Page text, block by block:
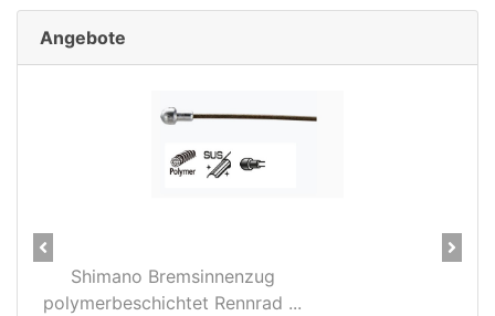
Angebote
Shimano Bremsinnenzug
polymerbeschichtet Rennrad ...
Previous Next